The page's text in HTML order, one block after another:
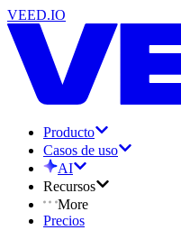
VEED.IO
Producto
Casos de uso
AI
Recursos
More
Precios